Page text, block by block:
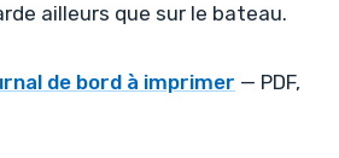
ailleurs que sur le bateau.
de bord à imprimer — PDF,